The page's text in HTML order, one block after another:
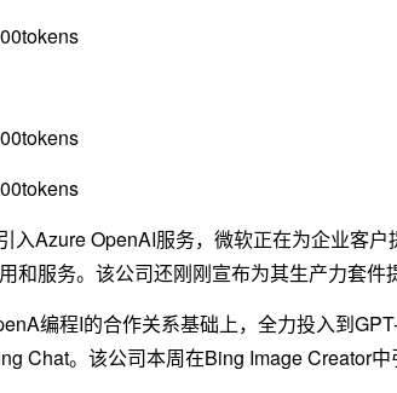
入Azure OpenAI服务，微软正在为企业客
和服务。该公司还刚刚宣布为其生产力套件
编程I的合作关系基础上，全力投入到
Chat。该公司本周在Bing Image Creator中